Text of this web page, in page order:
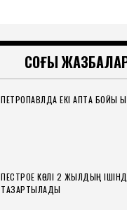
СОҢҒЫ
ПЕТРОПАВЛДА ЕКІ АПТА БОЙЫ
ПЕСТРОЕ КӨЛІ 2 ЖЫЛДЫҢ
ТАЗАРТЫЛАДЫ